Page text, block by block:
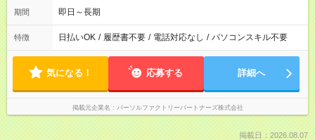
期間 即日～長期
特徴 日払いOK / 履歴書不要 / 電話対応なし / パソコンスキル不要
気になる！ 応募する 詳細へ
掲載元企業名 パーソルファクトリーパートナーズ株式会社
掲載日：2026.08.07